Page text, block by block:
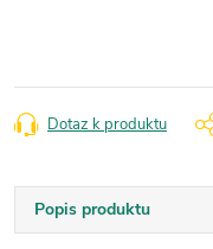
Dotaz k produktu
Popis produktu